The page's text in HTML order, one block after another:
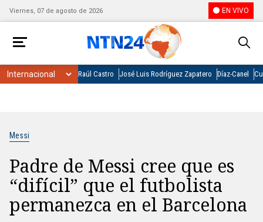
Viernes, 07 de agosto de 2026 EN VIVO
Raúl Castro José Luis Rodríguez Zapatero Díaz-Canel
Messi
Padre de Messi cree que es
“difícil” que el futbolista
permanezca en el Barcelona